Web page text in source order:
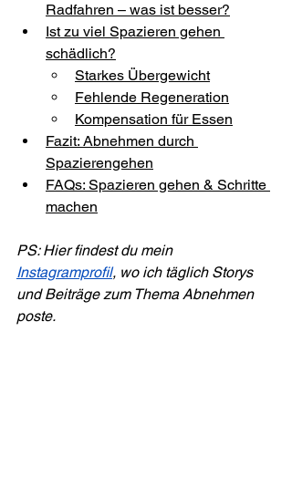
Radfahren – was ist besser?
Ist zu viel Spazieren gehen
schädlich?
Starkes Übergewicht
Fehlende Regeneration
Kompensation für Essen
Fazit: Abnehmen durch
Spazierengehen
FAQs: Spazieren gehen & Schritte
machen
PS: Hier findest du mein
Instagramprofil, wo ich täglich Storys
und Beiträge zum Thema Abnehmen
poste.